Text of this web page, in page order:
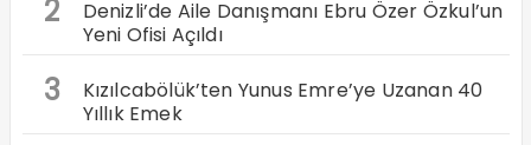
2
Denizli’de Aile Danışmanı Ebru Özer Özkul’un
Yeni Ofisi Açıldı
3
Kızılcabölük’ten Yunus Emre’ye Uzanan 40
Yıllık Emek